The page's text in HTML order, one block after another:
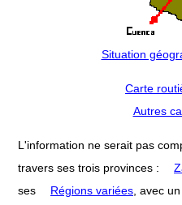
Situation
Carte
Autres
L'information ne serait pas
travers ses trois provinces :
ses
Régions variées , avec